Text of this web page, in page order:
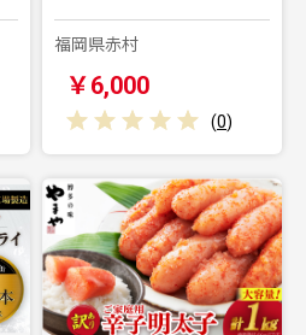
福岡県赤村
￥6,000
(0)